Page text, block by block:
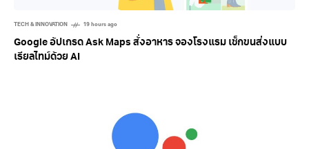
TECH & INNOVATION 19 hours ago
Google อัปเกรด Ask Maps สั่งอาหาร จองโรงแรม เช็กขนส่งแบบ
เรียลไทม์ด้วย AI